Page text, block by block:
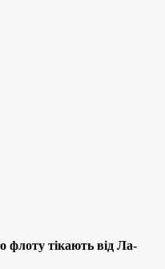
флоту тікають від Ла-